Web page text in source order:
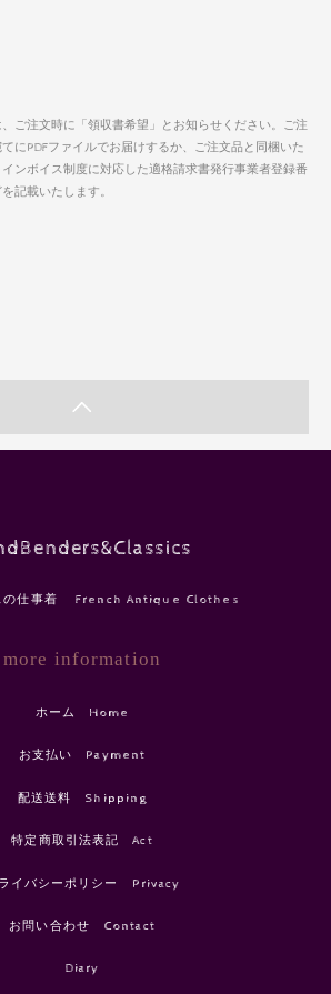
ご注文時に「領収書希望」とお知らせください。ご注
にPDFファイルでお届けするか、ご注文品と同梱いた
インボイス制度に対応した適格請求書発行事業者登録番
記載いたします。
の仕事着 French Antique Clothes
more information
ホーム Home
お支払い Payment
配送送料 Shipping
特定商取引法表記 Act
イバシーポリシー Privacy
お問い合わせ Contact
Diary